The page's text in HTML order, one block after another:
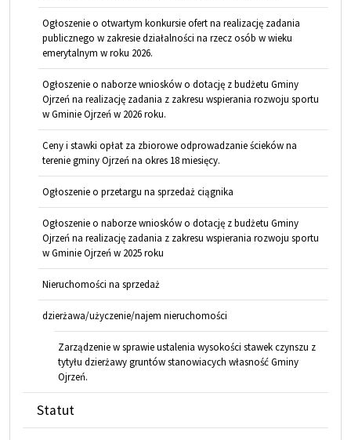
Ogłoszenie o otwartym konkursie ofert na realizację zadania
publicznego w zakresie działalności na rzecz osób w wieku
emerytalnym w roku 2026.
Ogłoszenie o naborze wniosków o dotację z budżetu Gminy
Ojrzeń na realizację zadania z zakresu wspierania rozwoju sportu
w Gminie Ojrzeń w 2026 roku.
Ceny i stawki opłat za zbiorowe odprowadzanie ścieków na
terenie gminy Ojrzeń na okres 18 miesięcy.
Ogłoszenie o przetargu na sprzedaż ciągnika
Ogłoszenie o naborze wniosków o dotację z budżetu Gminy
Ojrzeń na realizację zadania z zakresu wspierania rozwoju sportu
w Gminie Ojrzeń w 2025 roku
Nieruchomości na sprzedaż
dzierżawa/użyczenie/najem nieruchomości
Zarządzenie w sprawie ustalenia wysokości stawek czynszu z
tytyłu dzierżawy gruntów stanowiacych własność Gminy
Ojrzeń.
Statut